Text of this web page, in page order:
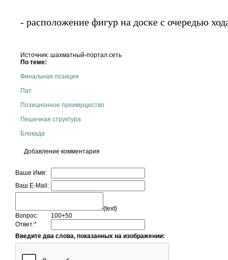
- расположение фигур на доске с очередью
Источник: шахматный-портал.сеть
По теме:
Финальная позиция
Пат
Позиционное преимущество
Пешечная структура
Блокада
Добавление комментария
Ваше Имя:
Ваш E-Mail:
{text}
Вопрос:
100+50
Ответ:*
Введите два слова, показанных на изображении: